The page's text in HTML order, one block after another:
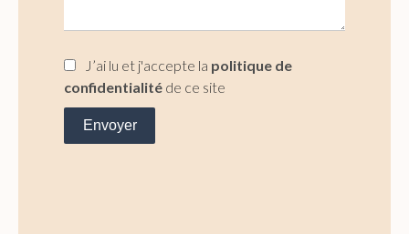
J’ai lu et j'accepte la politique de
confidentialité de ce site
Envoyer